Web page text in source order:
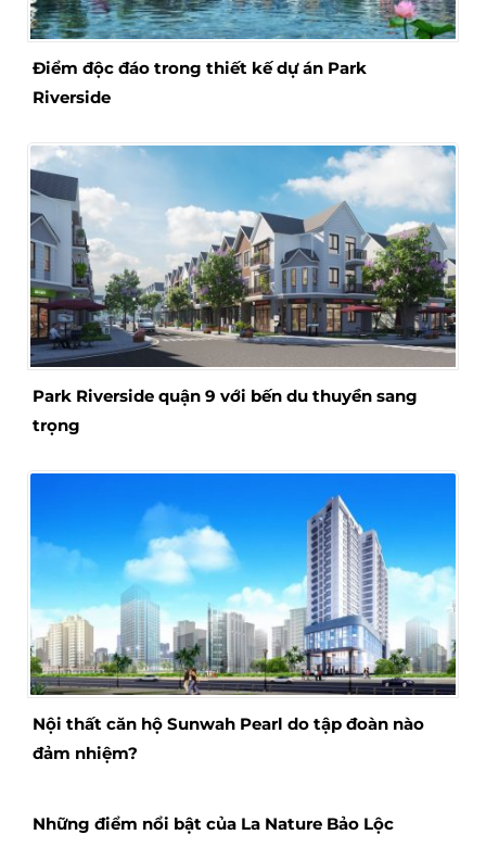
Điểm độc đáo trong thiết kế dự án Park
Riverside
Park Riverside quận 9 với bến du thuyền sang
trọng
Nội thất căn hộ Sunwah Pearl do tập đoàn nào
đảm nhiệm?
Những điểm nổi bật của La Nature Bảo Lộc